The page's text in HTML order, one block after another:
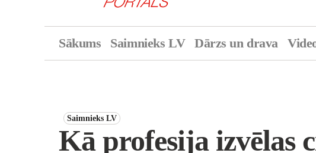
Sākums Saimnieks LV Dārzs un drava
Saimnieks LV
Kā profesija izvēlas